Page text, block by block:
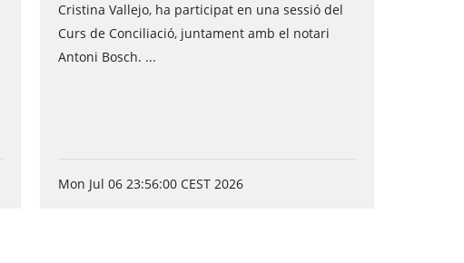
Cristina Vallejo, ha participat en una sessió del
Curs de Conciliació, juntament amb el notari
Antoni Bosch. ...
Mon Jul 06 23:56:00 CEST 2026